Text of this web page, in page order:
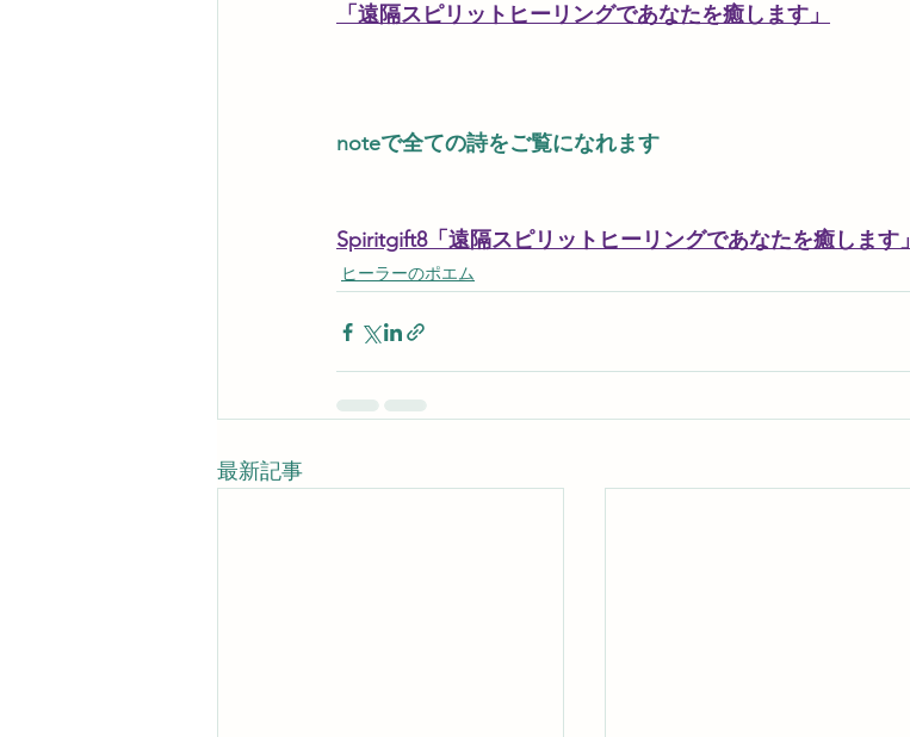
「遠隔スピリットヒーリングであなたを癒します」
noteで全ての詩をご覧になれます
Spiritgift8「遠隔スピリットヒーリングであなたを癒します」
ヒーラーのポエム
最新記事